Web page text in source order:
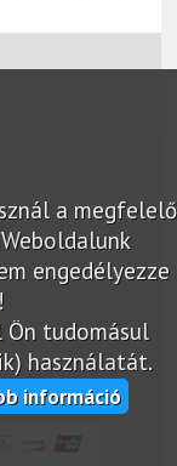
a megfelelő
engedélyezze
tudomásul
használatát.
információ
partner